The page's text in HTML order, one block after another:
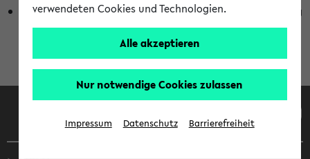
Die Anzeige ist semesterübergreifend und nicht abhängig
vom im eKVV gewählten Semester.
Facebook Instagram LinkedIn TikTok
verwendeten Cookies und Technologien.
Alle akzeptieren
Nur notwendige Cookies zulassen
Impressum Datenschutz Barrierefreiheit